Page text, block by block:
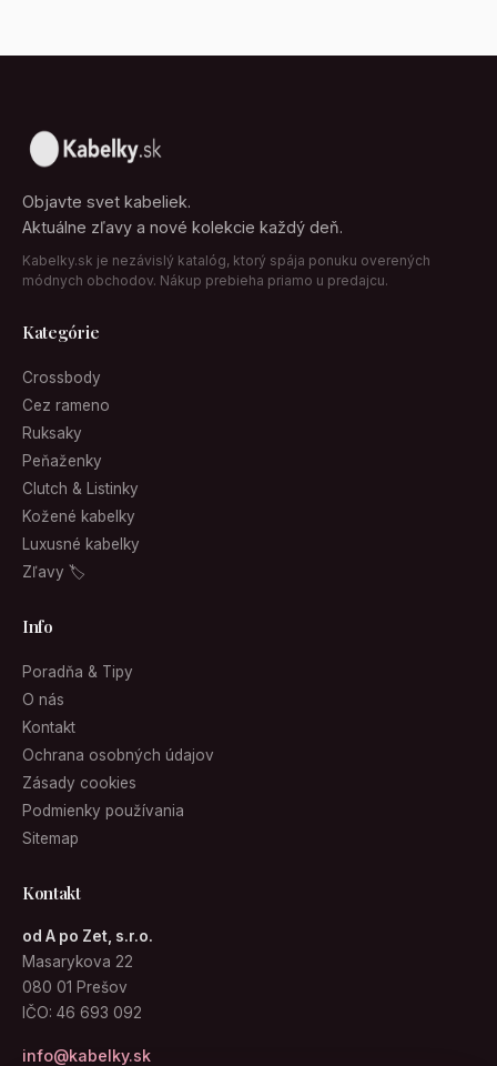
Objavte svet kabeliek.
Aktuálne zľavy a nové kolekcie každý deň.
Kabelky.sk je nezávislý katalóg, ktorý spája ponuku overených
módnych obchodov. Nákup prebieha priamo u predajcu.
Kategórie
Crossbody
Cez rameno
Ruksaky
Peňaženky
Clutch & Listinky
Kožené kabelky
Luxusné kabelky
Zľavy 🏷
Info
Poradňa & Tipy
O nás
Kontakt
Ochrana osobných údajov
Zásady cookies
Podmienky používania
Sitemap
Kontakt
od A po Zet, s.r.o.
Masarykova 22
080 01 Prešov
IČO: 46 693 092
info@kabelky.sk